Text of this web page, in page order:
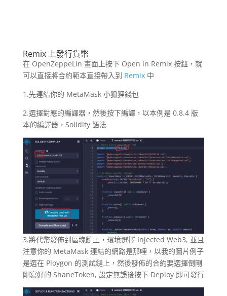
Remix 上發行貨幣
在 OpenZeppeLin 畫面上按下 Open in Remix 按鈕，就
可以直接將合約範本直接帶入到 Remix 中
1.先連結你的 MetaMask 小狐狸錢包
2.選擇對應的編譯器，然後按下編譯，以本例是 0.8.4 版
本的編譯器，Solidity 語法
3.將代幣發佈到區塊鏈上，環境選擇 Injected Web3, 並且
注意你的 MetaMask 連結的網路是那哩，以我的圖片例子
是選在 Ploygon 的測試鏈上，然後發佈的合約要選擇倒剛
剛寫好的 ShaneToken, 設定無誤後按下 Deploy 即可發行